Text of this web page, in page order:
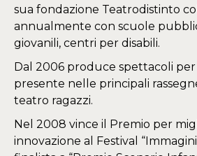
sua fondazione Teatrodistinto
annualmente con scuole
giovanili, centri per disabili.
Dal 2006 produce spettacoli per
presente nelle principali
teatro ragazzi.
Nel 2008 vince il Premio per
innovazione al Festival